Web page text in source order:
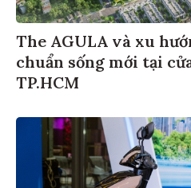
The AGULA và xu
chuẩn sống mới tại
TP.HCM